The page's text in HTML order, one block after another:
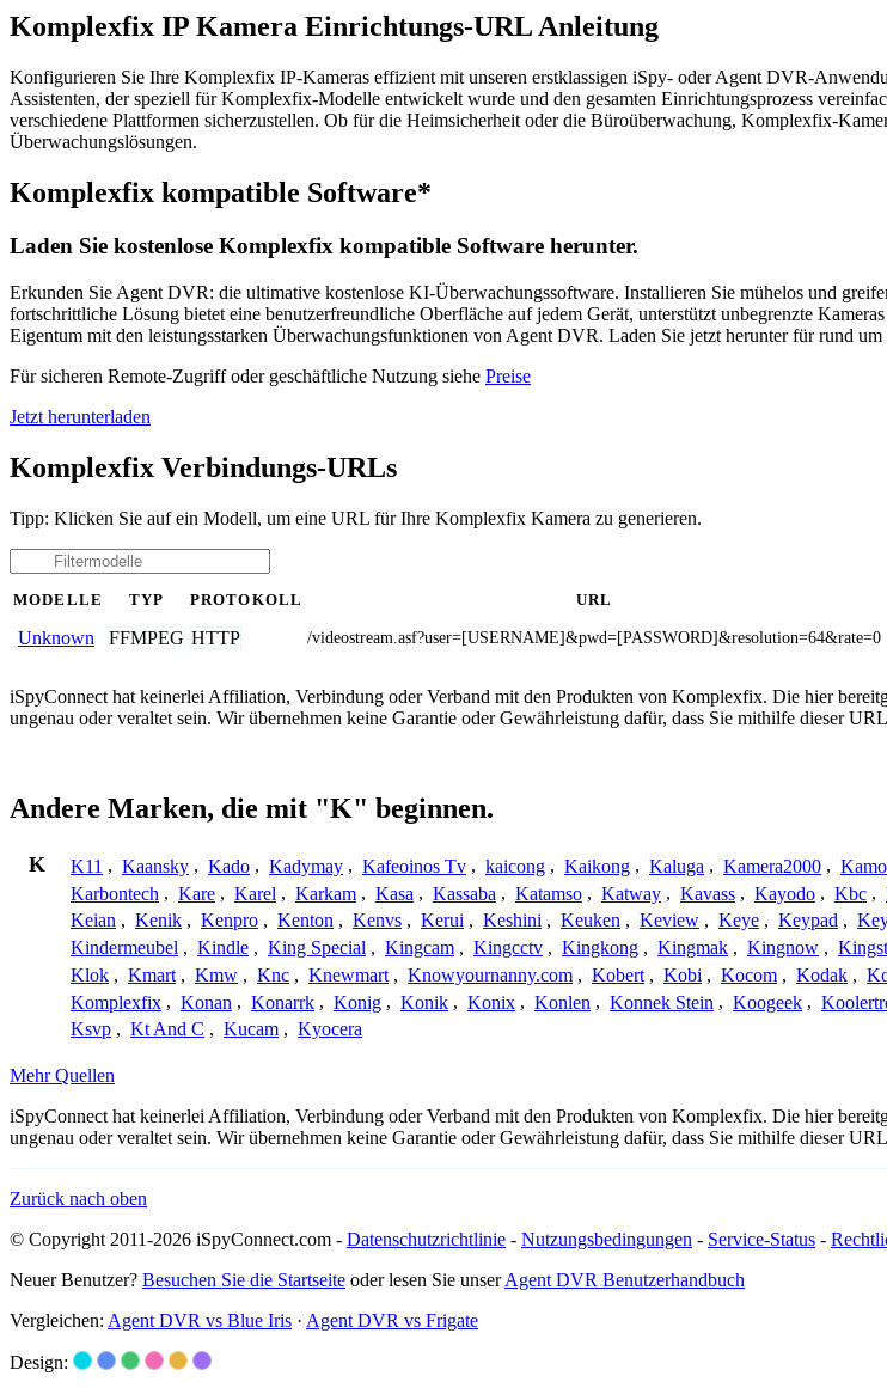
Komplexfix IP Kamera Einrichtungs-URL Anleitung
Konfigurieren Sie Ihre Komplexfix IP-Kameras effizient mit unseren erstklassigen iSpy- oder Agent DVR-
Assistenten, der speziell für Komplexfix-Modelle entwickelt wurde und den gesamten Einrichtungsprozess
verschiedene Plattformen sicherzustellen. Ob für die Heimsicherheit oder die Büroüberwachung, Komplexfix-
Überwachungslösungen.
Komplexfix kompatible Software*
Laden Sie kostenlose Komplexfix kompatible Software herunter.
Erkunden Sie Agent DVR: die ultimative kostenlose KI-Überwachungssoftware. Installieren Sie mühelos und
fortschrittliche Lösung bietet eine benutzerfreundliche Oberfläche auf jedem Gerät, unterstützt unbegrenzte
Eigentum mit den leistungsstarken Überwachungsfunktionen von Agent DVR. Laden Sie jetzt herunter für rund
Für sicheren Remote-Zugriff oder geschäftliche Nutzung siehe Preise
Jetzt herunterladen
Komplexfix Verbindungs-URLs
Tipp: Klicken Sie auf ein Modell, um eine URL für Ihre Komplexfix Kamera zu generieren.
MODELLE TYP PROTOKOLL URL
Unknown FFMPEG HTTP /videostream.asf?user=[USERNAME]&pwd=[PASSWORD]&resolution=64&rate=0
iSpyConnect hat keinerlei Affiliation, Verbindung oder Verband mit den Produkten von Komplexfix. Die hier
ungenau oder veraltet sein. Wir übernehmen keine Garantie oder Gewährleistung dafür, dass Sie mithilfe dieser
Andere Marken, die mit "K" beginnen.
K K11 , Kaansky , Kado , Kadymay , Kafeoinos Tv , kaicong , Kaikong , Kaluga , Kamera2000 , Kamo
Karbontech , Kare , Karel , Karkam , Kasa , Kassaba , Katamso , Katway , Kavass , Kayodo , Kbc ,
Keian , Kenik , Kenpro , Kenton , Kenvs , Kerui , Keshini , Keuken , Keview , Keye , Keypad ,
Kindermeubel , Kindle , King Special , Kingcam , Kingcctv , Kingkong , Kingmak , Kingnow ,
Klok , Kmart , Kmw , Knc , Knewmart , Knowyournanny.com , Kobert , Kobi , Kocom , Kodak ,
Komplexfix , Konan , Konarrk , Konig , Konik , Konix , Konlen , Konnek Stein , Koogeek ,
Ksvp , Kt And C , Kucam , Kyocera
Mehr Quellen
iSpyConnect hat keinerlei Affiliation, Verbindung oder Verband mit den Produkten von Komplexfix. Die hier
ungenau oder veraltet sein. Wir übernehmen keine Garantie oder Gewährleistung dafür, dass Sie mithilfe dieser
Zurück nach oben
© Copyright 2011-2026 iSpyConnect.com - Datenschutzrichtlinie - Nutzungsbedingungen - Service-Status -
Neuer Benutzer? Besuchen Sie die Startseite oder lesen Sie unserAgent DVR Benutzerhandbuch
Vergleichen: Agent DVR vs Blue Iris · Agent DVR vs Frigate
Design: